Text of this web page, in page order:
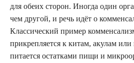
для обеих сторон. Иногда один
чем другой, и речь идёт о
Классический пример
прикрепляется к китам, акулам
питается остатками пищи и